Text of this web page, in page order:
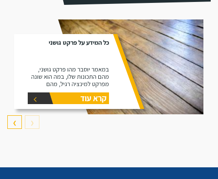
כל המידע על פרקט גושני
במאמר יוסבר מהו פרקט גושני,
מהם התכונות שלו, במה הוא שונה
מפרקט למינציה רגיל, מהם
היתרונות שלו ומהם החסרונות שלו.
קרא עוד
❮
❯